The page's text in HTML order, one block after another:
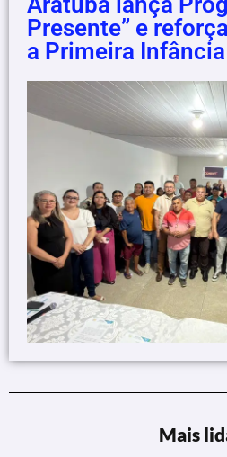
Presente” e
a Primeira Infância
Mais